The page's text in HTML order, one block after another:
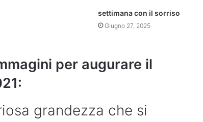
settimana con il sorriso
Giugno 27, 2025
per augurare il
grandezza che si